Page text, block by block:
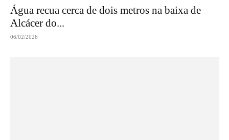
Água recua cerca de dois metros na baixa de
Alcácer do...
06/02/2026